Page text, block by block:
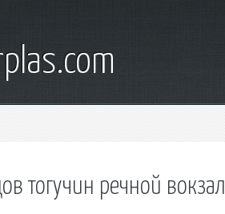
тогучин речной вокзал